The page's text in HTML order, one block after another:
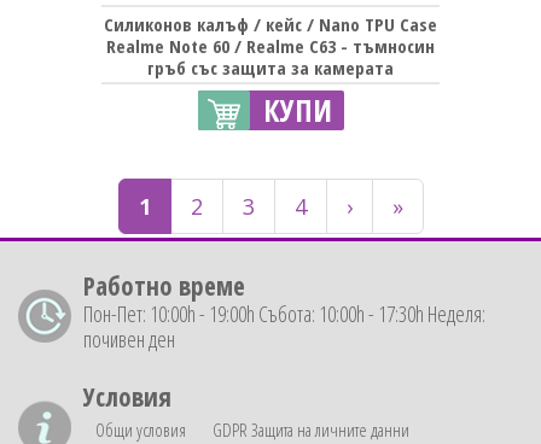
Силиконов калъф / кейс / Nano TPU Case
Realme Note 60 / Realme C63 - тъмносин
гръб със защита за камерата
КУПИ
1 2 3 4 › »
Работно време
Пон-Пет: 10:00h - 19:00h Събота: 10:00h - 17:30h Неделя:
почивен ден
Условия
Общи условия
GDPR Защита на личните данни